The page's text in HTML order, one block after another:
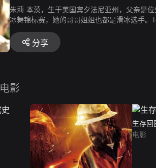
朱莉·本茨，生于美国宾夕法尼亚州，父亲是
冰舞锦标赛，她的哥哥姐姐也都是滑冰选手
和一些不出名的电影中得到了龙套角色，
分享
电影
生存回
电影